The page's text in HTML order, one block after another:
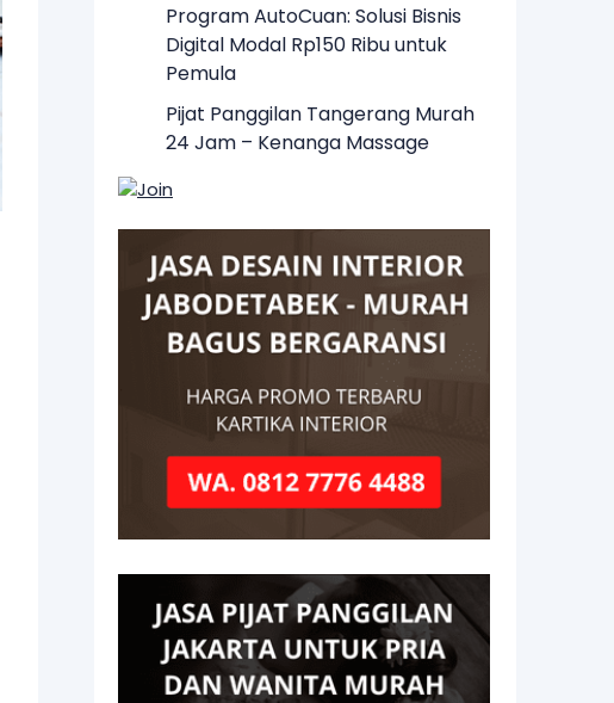
Program AutoCuan: Solusi Bisnis
Digital Modal Rp150 Ribu untuk
Pemula
Pijat Panggilan Tangerang Murah
24 Jam – Kenanga Massage